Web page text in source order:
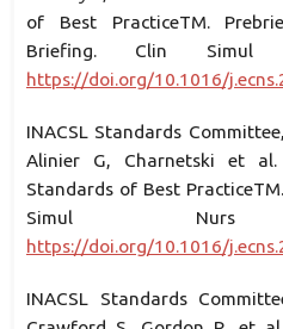
of Best PracticeTM.
Briefing. Clin Simul
https://doi.org/10.1016/
INACSL Standards
Alinier G, Charnetski et al.
Standards of Best
Simul Nurs
https://doi.org/10.1016/
INACSL Standards